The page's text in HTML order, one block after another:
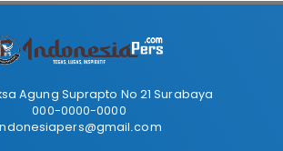
Agung Suprapto No 21 Surabaya
000-0000-0000